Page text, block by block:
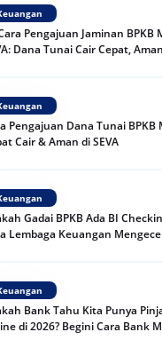
Pengajuan Jaminan BPKB
Dana Tunai Cair Cepat,
Pengajuan Dana Tunai BPKB
Cair & Aman di SEVA
Gadai BPKB Ada BI
Lembaga Keuangan
Bank Tahu Kita Punya
di 2026? Begini Cara Bank